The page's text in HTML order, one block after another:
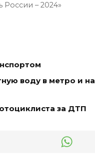
– 2024»
воду в метро и на
за ДТП